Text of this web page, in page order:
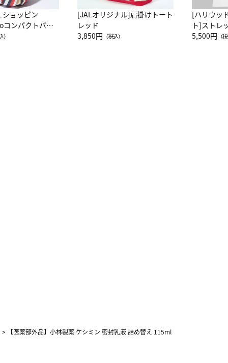
ョッピン
ンパクトバッ
室乗務員
）
[JALオリジナル]肩掛けトート
レッド
3,850円 （税込）
[ハリウッ
ト]ストレ
ーネック
5,500円 （
> 【医薬部外品】小林製薬 ケシミン 密封乳液 詰め替え 115ml